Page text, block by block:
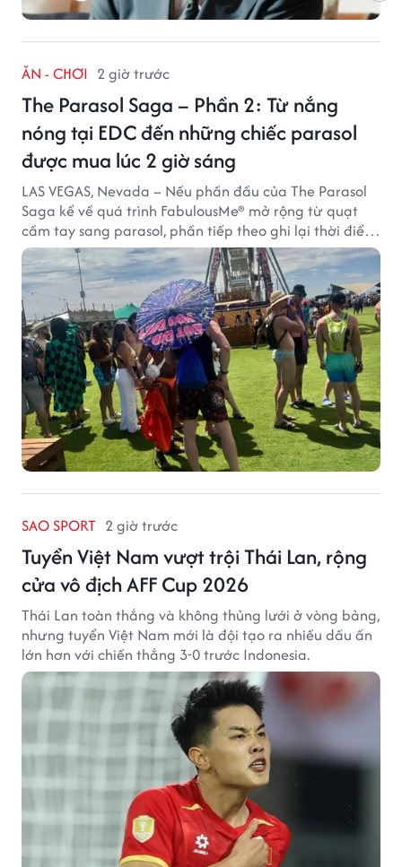
ĂN - CHƠI 2 giờ trước
The Parasol Saga – Phần 2: Từ nắng
nóng tại EDC đến những chiếc parasol
được mua lúc 2 giờ sáng
LAS VEGAS, Nevada – Nếu phần đầu của The Parasol
Saga kể về quá trình FabulousMe® mở rộng từ quạt
cầm tay sang parasol, phần tiếp theo ghi lại thời điểm
sản phẩm được thị trường đón nhận và dần vượt khỏi
công năng che nắng thông thường.
SAO SPORT 2 giờ trước
Tuyển Việt Nam vượt trội Thái Lan, rộng
cửa vô địch AFF Cup 2026
Thái Lan toàn thắng và không thủng lưới ở vòng bảng,
nhưng tuyển Việt Nam mới là đội tạo ra nhiều dấu ấn
lớn hơn với chiến thắng 3-0 trước Indonesia.